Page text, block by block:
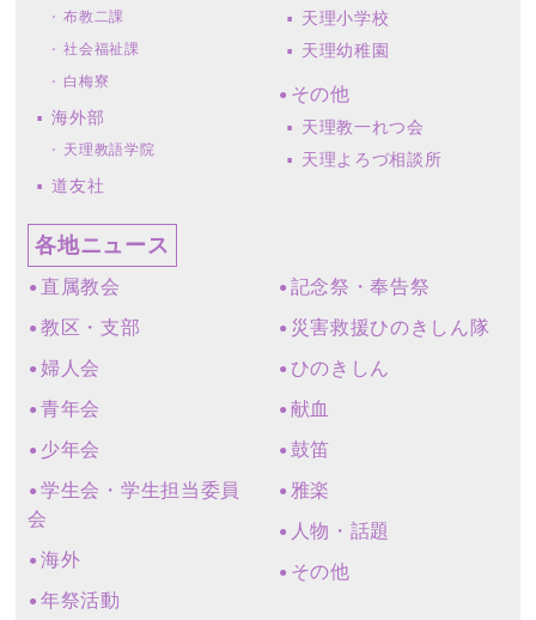
布教二課
社会福祉課
白梅寮
海外部
天理教語学院
道友社
天理小学校
天理幼稚園
その他
天理教一れつ会
天理よろづ相談所
各地ニュース
直属教会
教区・支部
婦人会
青年会
少年会
学生会・学生担当委員
会
海外
年祭活動
記念祭・奉告祭
災害救援ひのきしん隊
ひのきしん
献血
鼓笛
雅楽
人物・話題
その他